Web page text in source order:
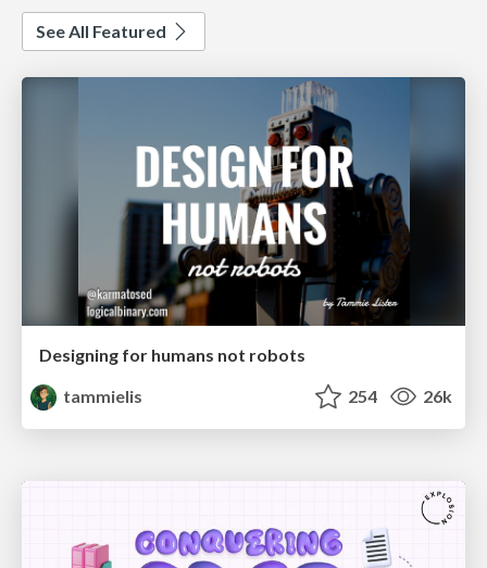
See All Featured
Designing for humans not robots
tammielis
254 26k